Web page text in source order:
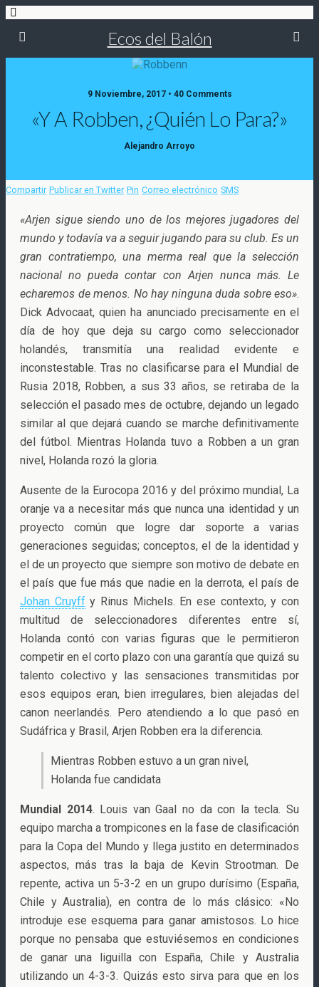
Ecos del Balón
9 Noviembre, 2017 • 40 Comments
«Y A Robben, ¿quién Lo Para?»
Alejandro Arroyo
Compartir Publicar en Twitter Pin Correo electrónico SMS
«Arjen sigue siendo uno de los mejores jugadores del
mundo y todavía va a seguir jugando para su club. Es un
gran contratiempo, una merma real que la selección
nacional no pueda contar con Arjen nunca más. Le
echaremos de menos. No hay ninguna duda sobre eso».
Dick Advocaat, quien ha anunciado precisamente en el
día de hoy que deja su cargo como seleccionador
holandés, transmitía una realidad evidente e
inconstestable. Tras no clasificarse para el Mundial de
Rusia 2018, Robben, a sus 33 años, se retiraba de la
selección el pasado mes de octubre, dejando un legado
similar al que dejará cuando se marche definitivamente
del fútbol. Mientras Holanda tuvo a Robben a un gran
nivel, Holanda rozó la gloria.
Ausente de la Eurocopa 2016 y del próximo mundial, La
oranje va a necesitar más que nunca una identidad y un
proyecto común que logre dar soporte a varias
generaciones seguidas; conceptos, el de la identidad y
el de un proyecto que siempre son motivo de debate en
el país que fue más que nadie en la derrota, el país de
Johan Cruyffy Rinus Michels. En ese contexto, y con
multitud de seleccionadores diferentes entre sí,
Holanda contó con varias figuras que le permitieron
competir en el corto plazo con una garantía que quizá su
talento colectivo y las sensaciones transmitidas por
esos equipos eran, bien irregulares, bien alejadas del
canon neerlandés. Pero atendiendo a lo que pasó en
Sudáfrica y Brasil, Arjen Robben era la diferencia.
Mientras Robben estuvo a un gran nivel,
Holanda fue candidata
Mundial 2014. Louis van Gaal no da con la tecla. Su
equipo marcha a trompicones en la fase de clasificación
para la Copa del Mundo y llega justito en determinados
aspectos, más tras la baja de Kevin Strootman. De
repente, activa un 5-3-2 en un grupo durísimo (España,
Chile y Australia), en contra de lo más clásico: «No
introduje ese esquema para ganar amistosos. Lo hice
porque no pensaba que estuviésemos en condiciones
de ganar una liguilla con España, Chile y Australia
utilizando un 4-3-3. Quizás esto sirva para que en los